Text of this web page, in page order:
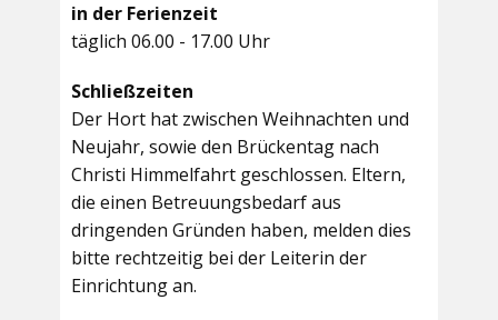
in der Ferienzeit
täglich 06.00 - 17.00 Uhr
Schließzeiten
Der Hort hat zwischen Weihnachten und
Neujahr, sowie den Brückentag nach
Christi Himmelfahrt geschlossen. Eltern,
die einen Betreuungsbedarf aus
dringenden Gründen haben, melden dies
bitte rechtzeitig bei der Leiterin der
Einrichtung an.